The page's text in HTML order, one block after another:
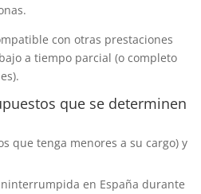
con otras prestaciones
a tiempo parcial (o completo
que se determinen
que tenga menores a su cargo) y
en España durante